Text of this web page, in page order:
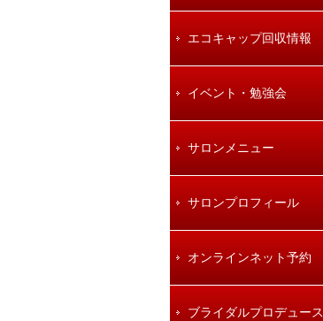
エコキャップ回収情報
イベント・勉強会
サロンメニュー
サロンプロフィール
オンラインネット予約
ブライダルプロデュース